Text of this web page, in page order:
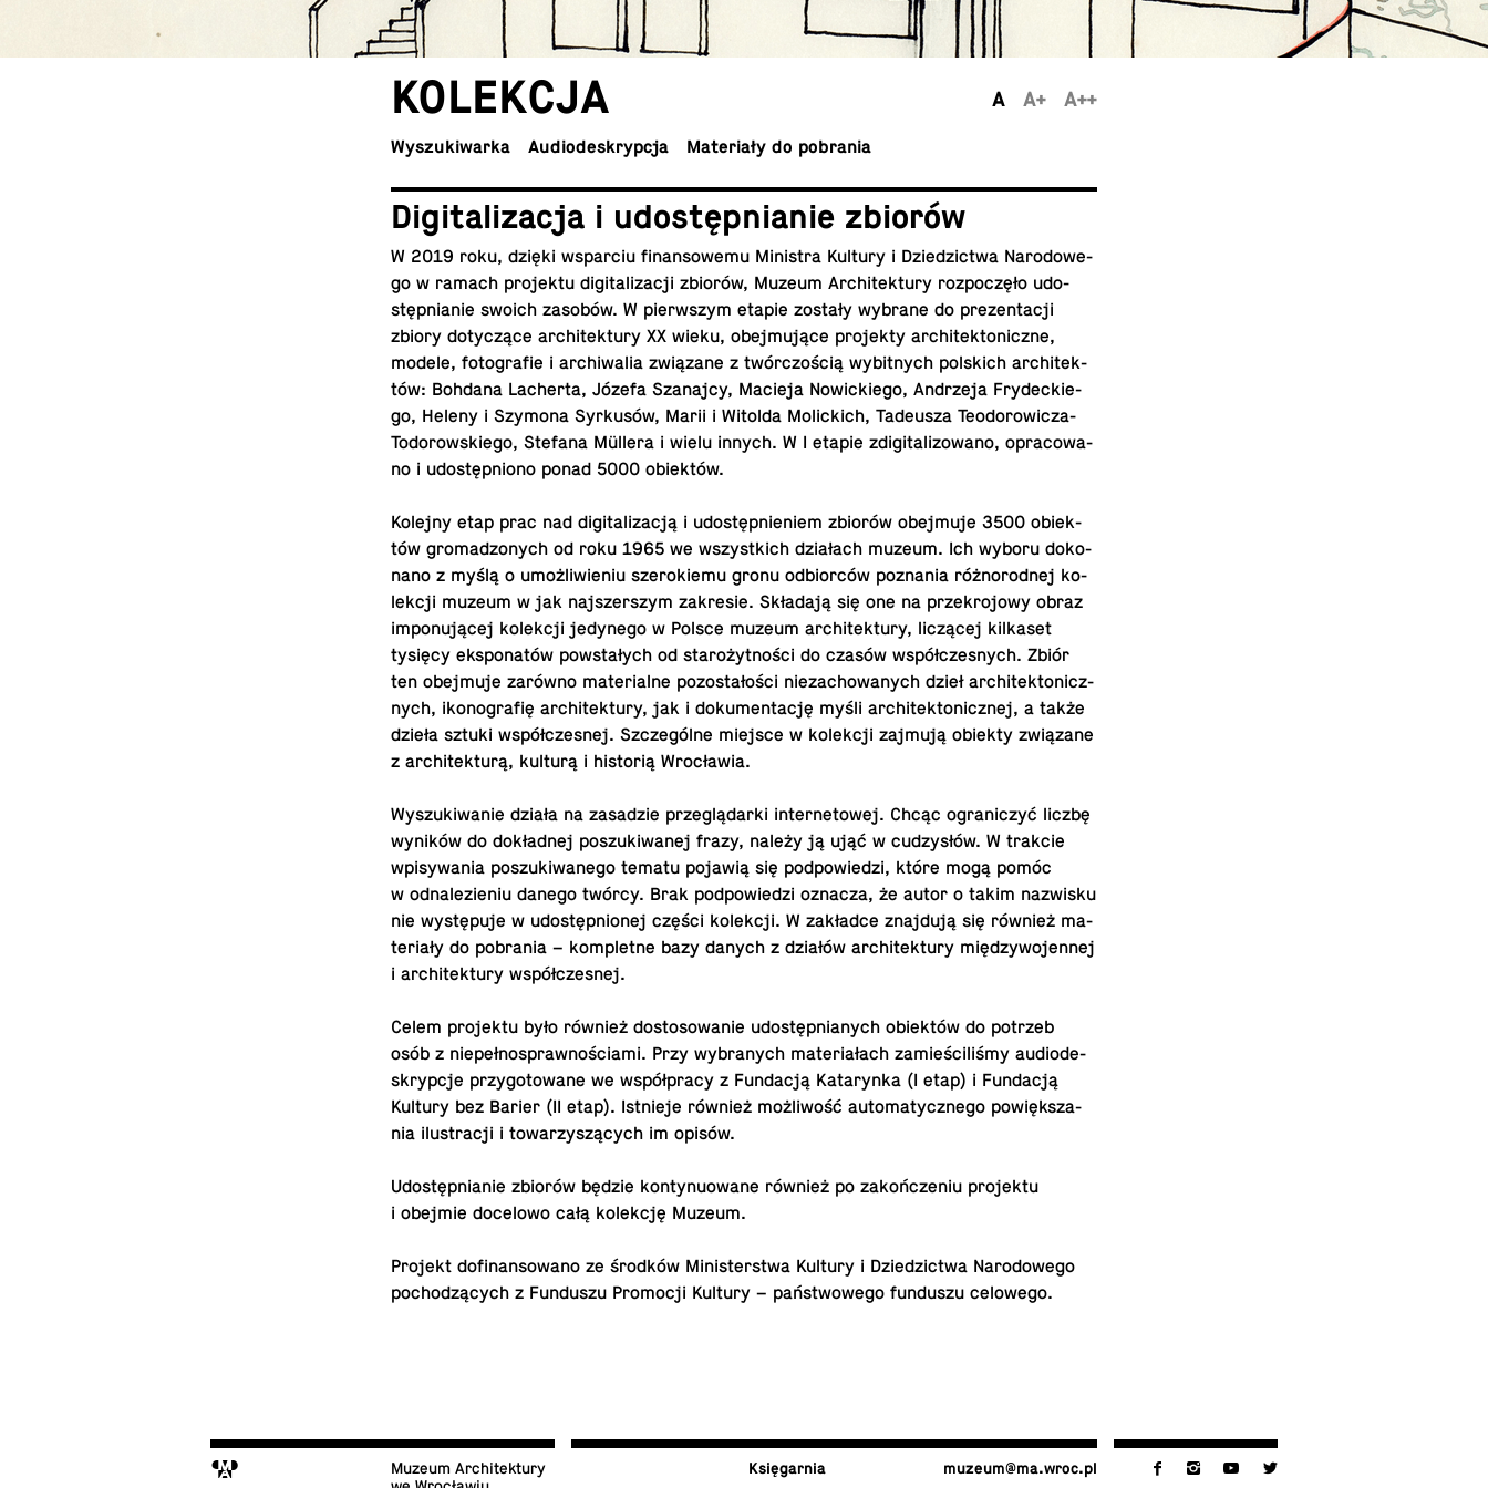
KO­LEK­CJA A A+ A++
Wy­szu­ki­war­ka Au­dio­de­skryp­cja Ma­te­ria­ły do pobrania
Di­gi­ta­li­za­cja i udo­stęp­nia­nie zbiorów
W 2019 roku, dzięki wspar­ciu fi­nan­so­we­mu Mi­ni­stra Kultury i Dzie­dzic­twa Na­ro­do­we­
go w ramach pro­jek­tu di­gi­ta­li­za­cji zbiorów, Muzeum Ar­chi­tek­tu­ry roz­po­czę­ło udo­
stęp­nia­nie swoich zasobów. W pierw­szym etapie zostały wybrane do pre­zen­ta­cji
zbiory do­ty­czą­ce ar­chi­tek­tu­ry XX wieku, obej­mu­ją­ce pro­jek­ty ar­chi­tek­to­nicz­ne,
modele, fo­to­gra­fie i ar­chi­wa­lia zwią­za­ne z twór­czo­ścią wy­bit­nych pol­skich ar­chi­tek­
tów: Bohdana La­cher­ta, Józefa Sza­naj­cy, Macieja No­wic­kie­go, An­drze­ja Fry­dec­kie­
go, Heleny i Szymona Syr­ku­sów, Marii i Witolda Mo­lic­kich, Ta­de­usza Teo­do­ro­wi­cza-
To­do­row­skie­go, Stefana Müllera i wielu innych. W I etapie zdi­gi­ta­li­zo­wa­no, opra­co­wa­
no i udo­stęp­nio­no ponad 5000 obiektów.
Kolejny etap prac nad di­gi­ta­li­za­cją i udo­stęp­nie­niem zbiorów obej­mu­je 3500 obiek­
tów gro­ma­dzo­nych od roku 1965 we wszyst­kich dzia­łach muzeum. Ich wyboru do­ko­
na­no z myślą o umoż­li­wie­niu sze­ro­kie­mu gronu od­bior­ców po­zna­nia róż­no­rod­nej ko­
lek­cji muzeum w jak naj­szer­szym za­kre­sie. Skła­da­ją się one na prze­kro­jo­wy obraz
im­po­nu­ją­cej ko­lek­cji je­dy­ne­go w Polsce muzeum ar­chi­tek­tu­ry, li­czą­cej kil­ka­set
tysięcy eks­po­na­tów po­wsta­łych od sta­ro­żyt­no­ści do czasów współ­cze­snych. Zbiór
ten obej­mu­je zarówno ma­te­rial­ne po­zo­sta­ło­ści nie­za­cho­wa­nych dzieł ar­chi­tek­to­nicz­
nych, iko­no­gra­fię ar­chi­tek­tu­ry, jak i do­ku­men­ta­cję myśli ar­chi­tek­to­nicz­nej, a także
dzieła sztuki współ­cze­snej. Szcze­gól­ne miejsce w ko­lek­cji zajmują obiekty zwią­za­ne
z ar­chi­tek­tu­rą, kulturą i hi­sto­rią Wrocławia.
Wy­szu­ki­wa­nie działa na za­sa­dzie prze­glą­dar­ki in­ter­ne­to­wej. Chcąc ogra­ni­czyć liczbę
wyników do do­kład­nej po­szu­ki­wa­nej frazy, należy ją ująć w cu­dzy­słów. W trakcie
wpi­sy­wa­nia po­szu­ki­wa­ne­go tematu pojawią się pod­po­wie­dzi, które mogą pomóc
w od­na­le­zie­niu danego twórcy. Brak pod­po­wie­dzi oznacza, że autor o takim na­zwi­sku
nie wy­stę­pu­je w udo­stęp­nio­nej części ko­lek­cji. W za­kład­ce znaj­du­ją się również ma­
te­ria­ły do po­bra­nia – kom­plet­ne bazy danych z działów ar­chi­tek­tu­ry mię­dzy­wo­jen­nej
i ar­chi­tek­tu­ry współczesnej.
Celem pro­jek­tu było również do­sto­so­wa­nie udo­stęp­nia­nych obiek­tów do potrzeb
osób z nie­peł­no­spraw­no­ścia­mi. Przy wy­bra­nych ma­te­ria­łach za­mie­ści­li­śmy au­dio­de­
skryp­cje przy­go­to­wa­ne we współ­pra­cy z Fun­da­cją Ka­ta­ryn­ka (I etap) i Fun­da­cją
Kultury bez Barier (II etap). Ist­nie­je również moż­li­wość au­to­ma­tycz­ne­go po­więk­sza­
nia ilu­stra­cji i to­wa­rzy­szą­cych im opisów.
Udo­stęp­nia­nie zbiorów będzie kon­ty­nu­owa­ne również po za­koń­cze­niu pro­jek­tu
i obejmie do­ce­lo­wo całą ko­lek­cję Muzeum.
Projekt do­fi­nan­so­wa­no ze środków Mi­ni­ster­stwa Kultury i Dzie­dzic­twa Na­ro­do­we­go
po­cho­dzą­cych z Fun­du­szu Pro­mo­cji Kultury – pań­stwo­we­go fun­du­szu celowego.
M
Muzeum Architektury
Księ­gar­nia muzeum@​ma.​wroc.​pl 
y
i
f